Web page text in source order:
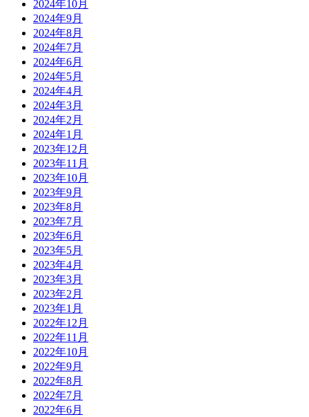
2024年10月
2024年9月
2024年8月
2024年7月
2024年6月
2024年5月
2024年4月
2024年3月
2024年2月
2024年1月
2023年12月
2023年11月
2023年10月
2023年9月
2023年8月
2023年7月
2023年6月
2023年5月
2023年4月
2023年3月
2023年2月
2023年1月
2022年12月
2022年11月
2022年10月
2022年9月
2022年8月
2022年7月
2022年6月